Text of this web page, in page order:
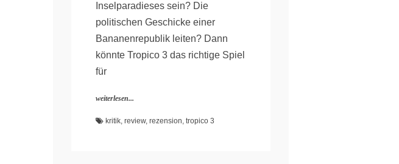
Inselparadieses sein? Die
politischen Geschicke einer
Bananenrepublik leiten? Dann
könnte Tropico 3 das richtige Spiel
für
weiterlesen...
kritik, review, rezension, tropico 3